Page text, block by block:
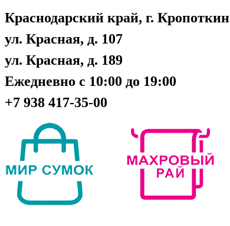
Краснодарский край, г. Кропоткин
ул. Красная, д. 107
ул. Красная, д. 189
Ежедневно с 10:00 до 19:00
+7 938 417-35-00